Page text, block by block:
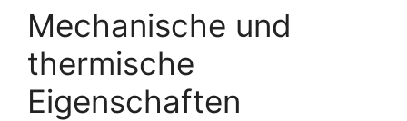
Mechanische und
thermische
Eigenschaften